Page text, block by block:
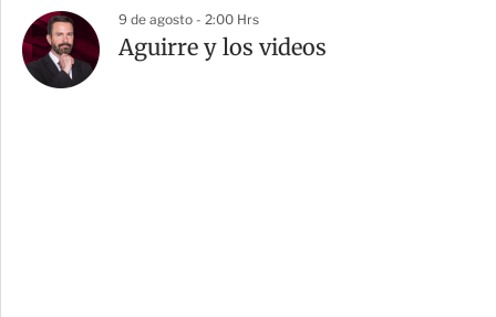
9 de agosto - 2:00 Hrs
Aguirre y los videos